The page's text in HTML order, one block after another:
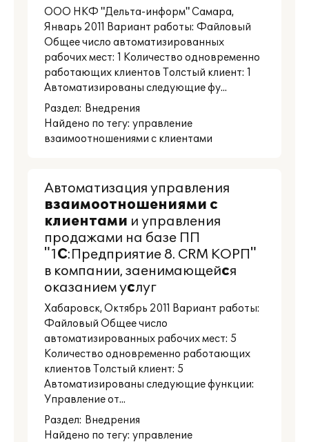
ООО НКФ "Дельта-информ" Самара,
Январь 2011 Вариант работы: Файловый
Общее число автоматизированных
рабочих мест: 1 Количество одновременно
работающих клиентов Толстый клиент: 1
Автоматизированы следующие фу...
Раздел: Внедрения
Найдено по тегу: управление
взаимоотношениями с клиентами
Автоматизация управления
взаимоотношениями с
клиентами и управления
продажами на базе ПП
"1С:Предприятие 8. CRM КОРП"
в компании, заенимающейся
оказанием услуг
Хабаровск, Октябрь 2011 Вариант работы:
Файловый Общее число
автоматизированных рабочих мест: 5
Количество одновременно работающих
клиентов Толстый клиент: 5
Автоматизированы следующие функции:
Управление от...
Раздел: Внедрения
Найдено по тегу: управление